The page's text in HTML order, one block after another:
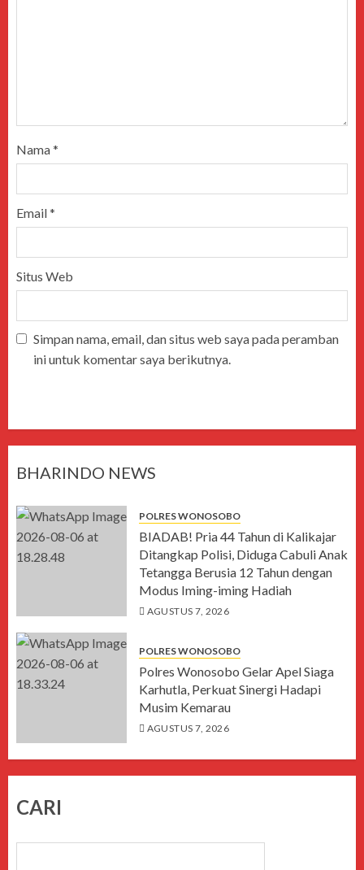
Nama*
Email*
Situs Web
Simpan nama, email, dan situs web saya pada peramban
ini untuk komentar saya berikutnya.
BHARINDO NEWS
POLRES WONOSOBO
BIADAB! Pria 44 Tahun di Kalikajar
Ditangkap Polisi, Diduga Cabuli Anak
Tetangga Berusia 12 Tahun dengan
Modus Iming-iming Hadiah
AGUSTUS 7, 2026
POLRES WONOSOBO
Polres Wonosobo Gelar Apel Siaga
Karhutla, Perkuat Sinergi Hadapi
Musim Kemarau
AGUSTUS 7, 2026
CARI